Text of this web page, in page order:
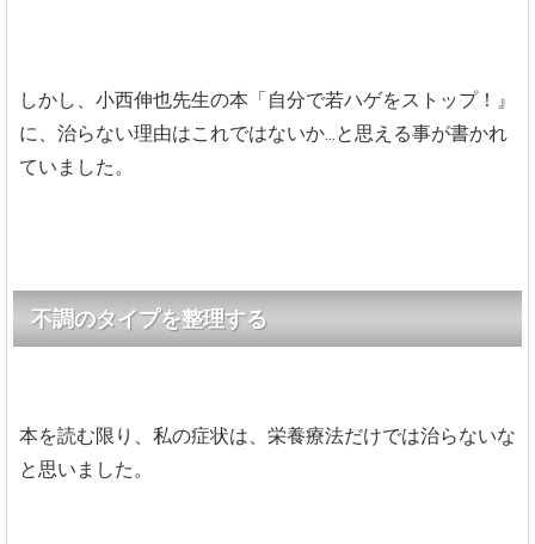
しかし、小西伸也先生の本「自分で若ハゲをストップ！』
に、治らない理由はこれではないか...と思える事が書かれ
ていました。
不調のタイプを整理する
本を読む限り、私の症状は、栄養療法だけでは治らないな
と思いました。